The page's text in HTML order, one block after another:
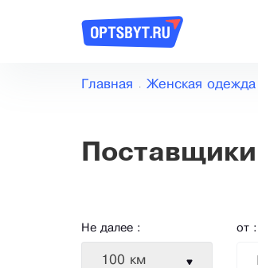
Главная Женская одежда
Не далее :
100 км
от :